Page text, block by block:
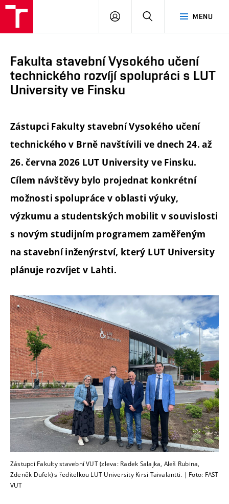
Brno
MENU
PŘIHLÁSIT
Fakulta stavební Vysokého učení
technického rozvíjí spolupráci s LUT
University ve Finsku
Zástupci Fakulty stavební Vysokého učení
technického v Brně navštívili ve dnech 24. až
26. června 2026 LUT University ve Finsku.
Cílem návštěvy bylo projednat konkrétní
možnosti spolupráce v oblasti výuky,
výzkumu a studentských mobilit v souvislosti
s novým studijním programem zaměřeným
na stavební inženýrství, který LUT University
plánuje rozvíjet v Lahti.
Zástupci Fakulty stavební VUT (zleva: Radek Salajka, Aleš Rubina,
Zdeněk Dufek) s ředitelkou LUT University Kirsi Taivalantti. | Foto: FAST
VUT